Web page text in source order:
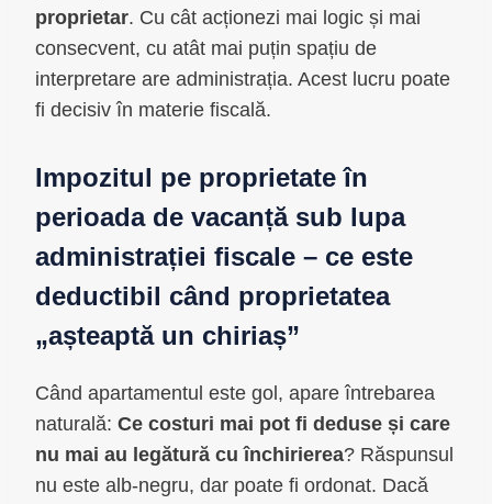
proprietar. Cu cât acționezi mai logic și mai
consecvent, cu atât mai puțin spațiu de
interpretare are administrația. Acest lucru poate
fi decisiv în materie fiscală.
Impozitul pe proprietate în
perioada de vacanță sub lupa
administrației fiscale – ce este
deductibil când proprietatea
„așteaptă un chiriaș”
Când apartamentul este gol, apare întrebarea
naturală: Ce costuri mai pot fi deduse și care
nu mai au legătură cu închirierea? Răspunsul
nu este alb-negru, dar poate fi ordonat. Dacă